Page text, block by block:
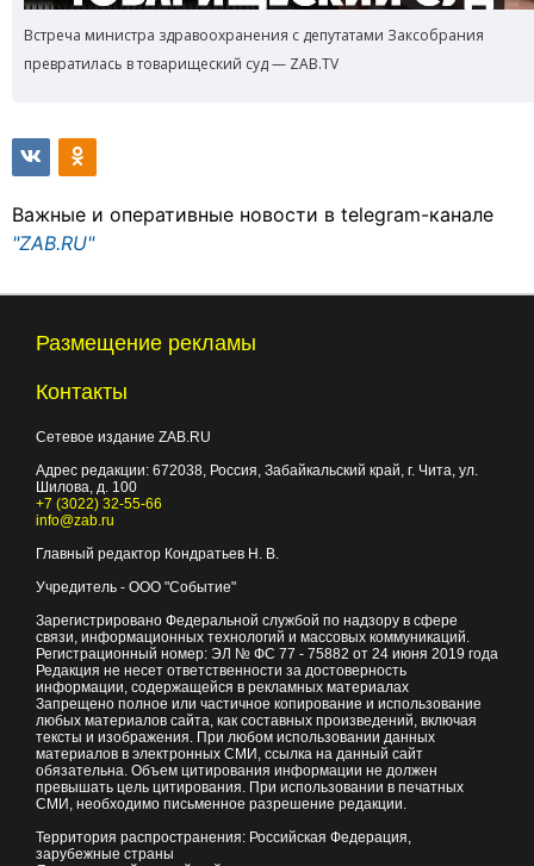
Встреча министра здравоохранения с депутатами Заксобрания
превратилась в товарищеский суд — ZAB.TV
Важные и оперативные новости в telegram-канале
"ZAB.RU"
Размещение рекламы
Контакты
Сетевое издание ZAB.RU
Адрес редакции: 672038, Россия, Забайкальский край, г. Чита, ул.
Шилова, д. 100
+7 (3022) 32-55-66
info@zab.ru
Главный редактор Кондратьев Н. В.
Учредитель - ООО "Событие"
Зарегистрировано Федеральной службой по надзору в сфере
связи, информационных технологий и массовых коммуникаций.
Регистрационный номер: ЭЛ № ФС 77 - 75882 от 24 июня 2019 года
Редакция не несет ответственности за достоверность
информации, содержащейся в рекламных материалах
Запрещено полное или частичное копирование и использование
любых материалов сайта, как составных произведений, включая
тексты и изображения. При любом использовании данных
материалов в электронных СМИ, ссылка на данный сайт
обязательна. Объем цитирования информации не должен
превышать цель цитирования. При использовании в печатных
СМИ, необходимо письменное разрешение редакции.
Территория распространения: Российская Федерация,
зарубежные страны